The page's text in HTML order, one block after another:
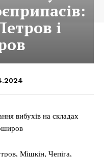
і
вибухів на складах